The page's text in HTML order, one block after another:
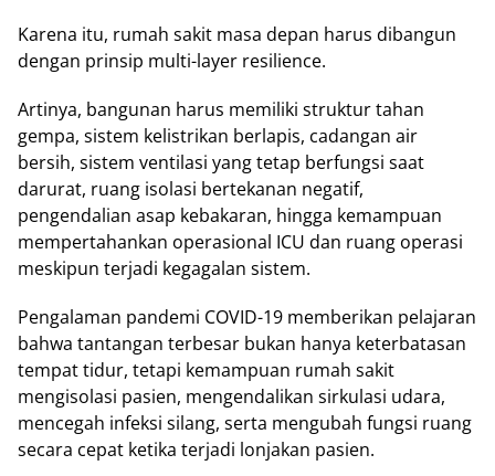
Karena itu, rumah sakit masa depan harus dibangun
dengan prinsip multi-layer resilience.
Artinya, bangunan harus memiliki struktur tahan
gempa, sistem kelistrikan berlapis, cadangan air
bersih, sistem ventilasi yang tetap berfungsi saat
darurat, ruang isolasi bertekanan negatif,
pengendalian asap kebakaran, hingga kemampuan
mempertahankan operasional ICU dan ruang operasi
meskipun terjadi kegagalan sistem.
Pengalaman pandemi COVID-19 memberikan pelajaran
bahwa tantangan terbesar bukan hanya keterbatasan
tempat tidur, tetapi kemampuan rumah sakit
mengisolasi pasien, mengendalikan sirkulasi udara,
mencegah infeksi silang, serta mengubah fungsi ruang
secara cepat ketika terjadi lonjakan pasien.